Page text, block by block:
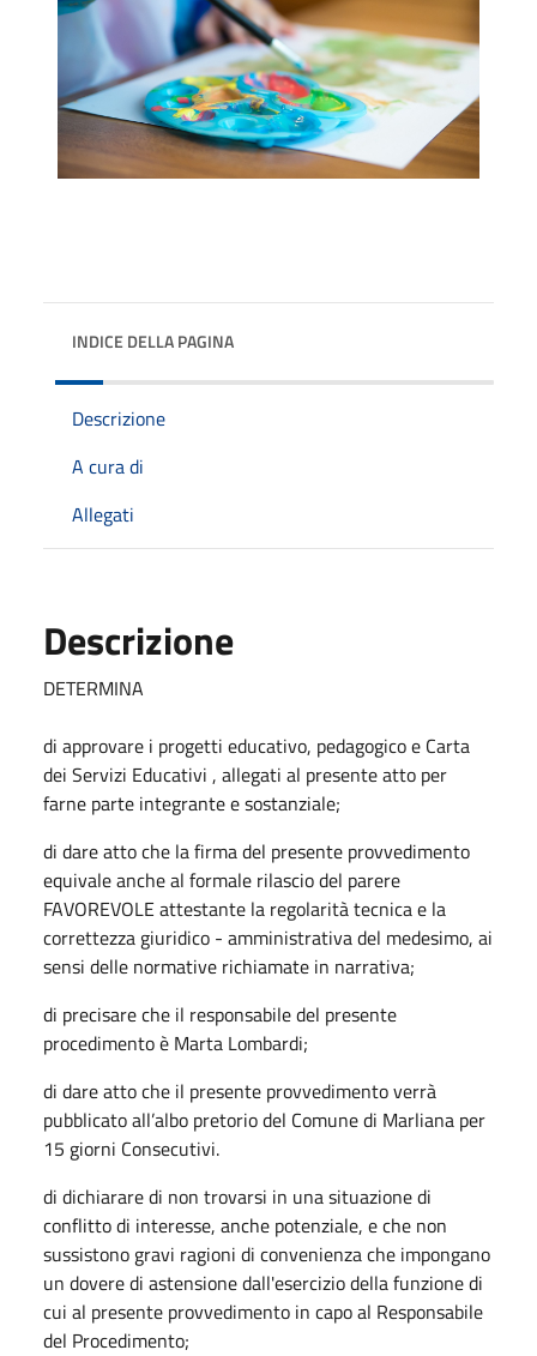
INDICE DELLA PAGINA
Descrizione
A cura di
Allegati
Descrizione
DETERMINA
di approvare i progetti educativo, pedagogico e Carta
dei Servizi Educativi , allegati al presente atto per
farne parte integrante e sostanziale;
di dare atto che la firma del presente provvedimento
equivale anche al formale rilascio del parere
FAVOREVOLE attestante la regolarità tecnica e la
correttezza giuridico - amministrativa del medesimo, ai
sensi delle normative richiamate in narrativa;
di precisare che il responsabile del presente
procedimento è Marta Lombardi;
di dare atto che il presente provvedimento verrà
pubblicato all’albo pretorio del Comune di Marliana per
15 giorni Consecutivi.
di dichiarare di non trovarsi in una situazione di
conflitto di interesse, anche potenziale, e che non
sussistono gravi ragioni di convenienza che impongano
un dovere di astensione dall'esercizio della funzione di
cui al presente provvedimento in capo al Responsabile
del Procedimento;